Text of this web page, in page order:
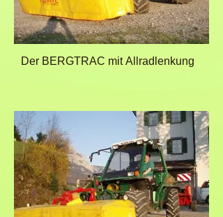
Der BERGTRAC mit Allradlenkung